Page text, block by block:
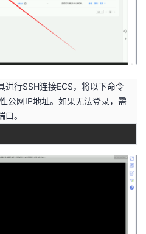
行SSH连接ECS，将以下命令
公网IP地址。如果无法登录，需
。